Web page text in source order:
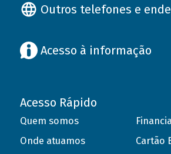
Outros telefones e
Acesso à informação
Acesso Rápido
Quem somos
Onde atuamos
Cartão